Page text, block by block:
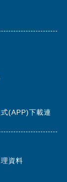
(APP)下載連
資料